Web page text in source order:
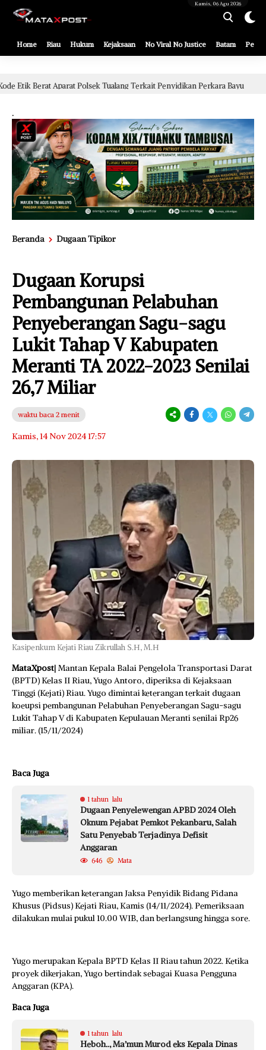
[gnpub_google_news_follow]
Home Riau Hukum Kejaksaan No Viral No Justice Batam
Kamis, 06 Agu 2026
Tualang Terkait Penyidikan Perkara Bayu 1 hari lalu Putusan
.
Beranda Dugaan Tipikor
Dugaan Korupsi
Pembangunan Pelabuhan
Penyeberangan Sagu-sagu
Lukit Tahap V Kabupaten
Meranti TA 2022-2023 Senilai
26,7 Miliar
waktu baca 2 menit
Kamis, 14 Nov 2024 17:57
Kasipenkum Kejati Riau Zikrullah S.H, M.H
MataXpost| Mantan Kepala Balai Pengelola Transportasi Darat
(BPTD) Kelas II Riau, Yugo Antoro, diperiksa di Kejaksaan
Tinggi (Kejati) Riau. Yugo dimintai keterangan terkait dugaan
koeupsi pembangunan Pelabuhan Penyeberangan Sagu-sagu
Lukit Tahap V di Kabupaten Kepulauan Meranti senilai Rp26
miliar. (15/11/2024)
Baca Juga
1 tahun lalu
Dugaan Penyelewengan APBD 2024 Oleh
Oknum Pejabat Pemkot Pekanbaru, Salah
Satu Penyebab Terjadinya Defisit
Anggaran
646 Mata
Yugo memberikan keterangan Jaksa Penyidik Bidang Pidana
Khusus (Pidsus) Kejati Riau, Kamis (14/11/2024). Pemeriksaan
dilakukan mulai pukul 10.00 WIB, dan berlangsung hingga sore.
Yugo merupakan Kepala BPTD Kelas II Riau tahun 2022. Ketika
proyek dikerjakan, Yugo bertindak sebagai Kuasa Pengguna
Anggaran (KPA).
Baca Juga
1 tahun lalu
Heboh.., Ma’mun Murod eks Kepala Dinas